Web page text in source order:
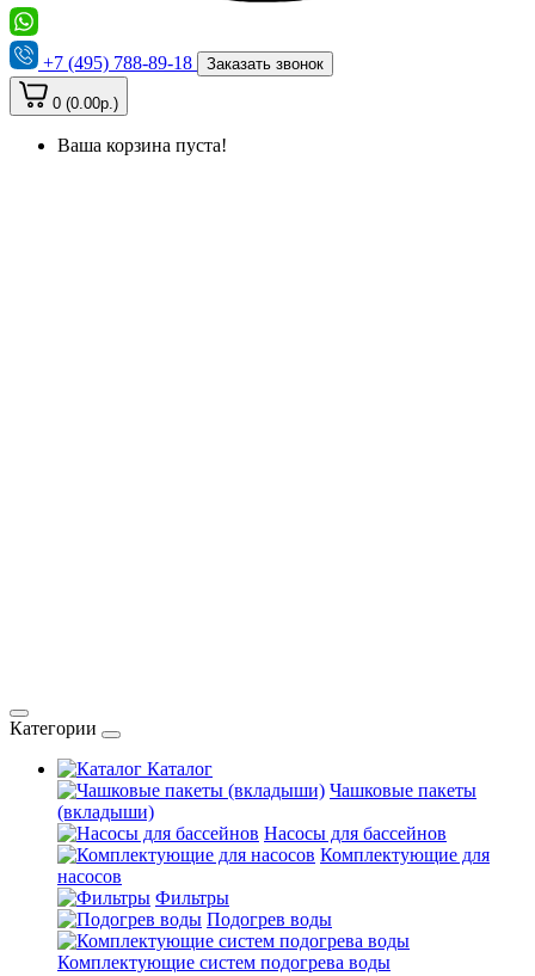
+7 (495) 788-89-18 Заказать звонок
0 (0.00р.)
Ваша корзина пуста!
Категории
Каталог
Чашковые пакеты
(вкладыши)
Насосы для бассейнов
Комплектующие для
насосов
Фильтры
Подогрев воды
Комплектующие систем подогрева воды